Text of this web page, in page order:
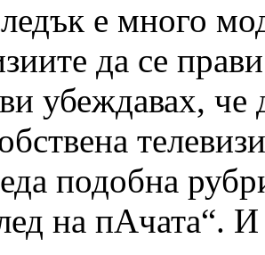
е много
да се
убеждавах,
подобна
на пАчата“.